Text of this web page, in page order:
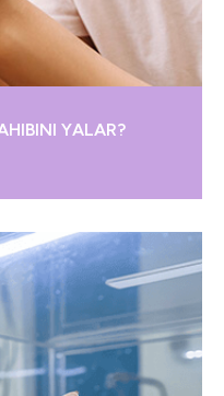
YALAR?